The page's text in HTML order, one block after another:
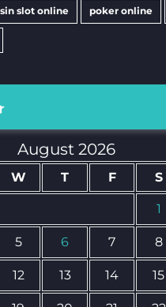
slot online poker online
August 2026
W T F S
1
5 6 7 8
12 13 14 15